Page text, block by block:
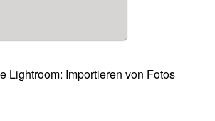
Lightroom: Importieren von Fotos